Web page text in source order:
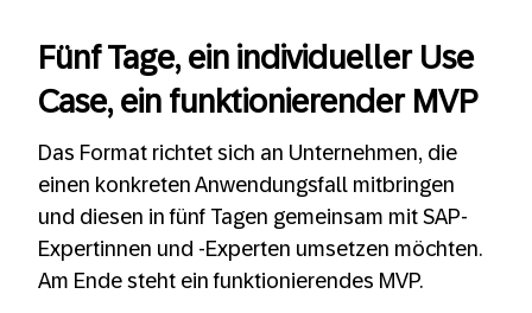
Fünf Tage, ein individueller Use
Case, ein funktionierender MVP
Das Format richtet sich an Unternehmen, die
einen konkreten Anwendungsfall mitbringen
und diesen in fünf Tagen gemeinsam mit SAP-
Expertinnen und -Experten umsetzen möchten.
Am Ende steht ein funktionierendes MVP.